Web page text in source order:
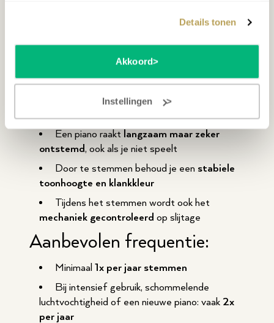
Details tonen
Akkoord
Instellingen
Hoewel het stemmen van een piano een vak apart
is, hoort het wel degelijk bij het onderhoud.
Waarom stemmen
belangrijk is:
Een piano raakt langzaam maar zeker
ontstemd, ook als je niet speelt
Door te stemmen behoud je een stabiele
toonhoogte en klankkleur
Tijdens het stemmen wordt ook het
mechaniek gecontroleerd op slijtage
Aanbevolen frequentie:
Minimaal 1x per jaar stemmen
Bij intensief gebruik, schommelende
luchtvochtigheid of een nieuwe piano: vaak 2x
per jaar